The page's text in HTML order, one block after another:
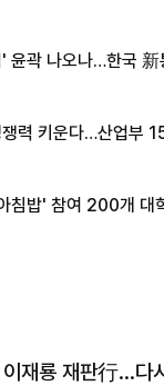
윤곽 나오나…한국 新
력 키운다…산업부
침밥' 참여 200개 대
이재룡 재판行…다